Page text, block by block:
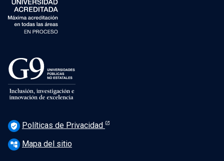
verified_user Políticas de Privacidad
account_tree Mapa del sitio